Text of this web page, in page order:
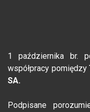
1 października br.
współpracy pomiędzy
SA.
Podpisane